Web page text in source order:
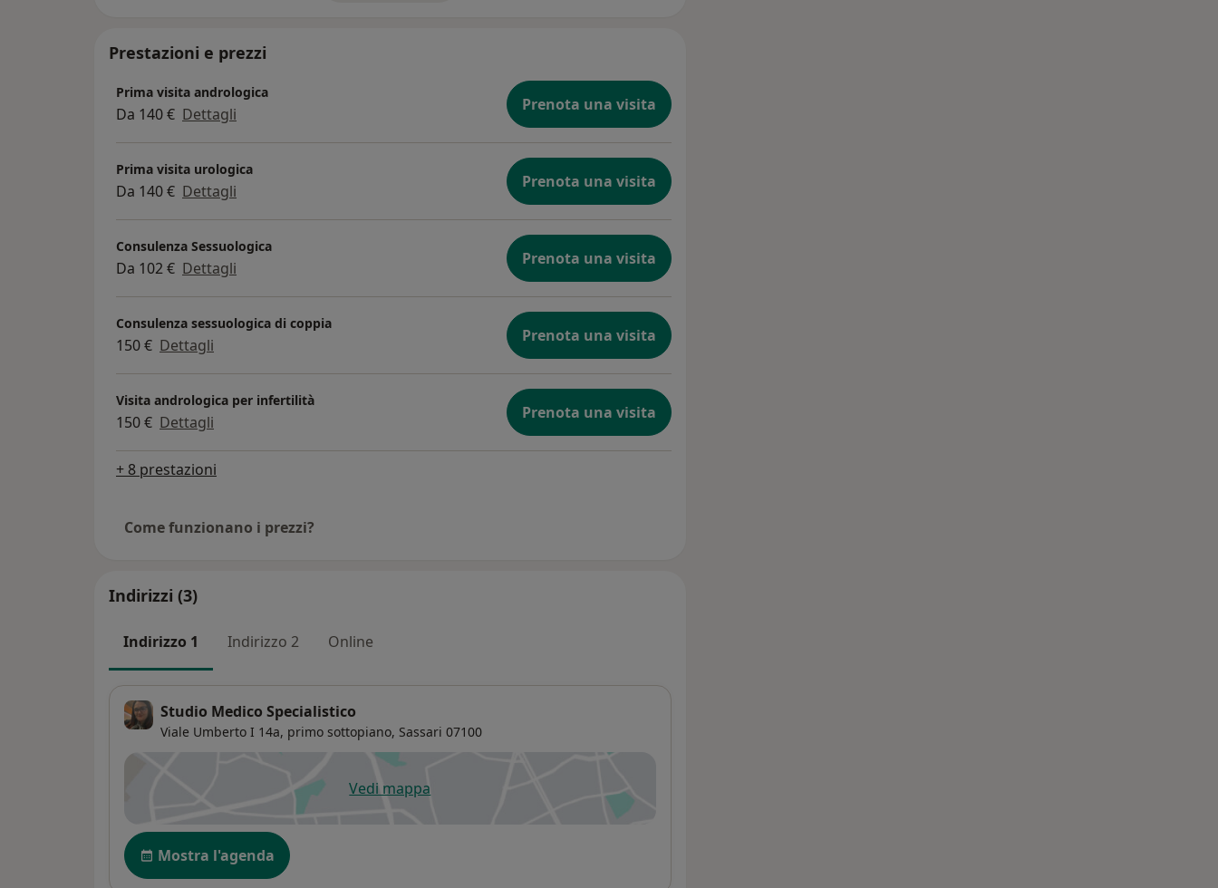
Prestazioni e prezzi
Prima visita andrologica
Da 140 € Dettagli Prenota una visita
Prima visita urologica
Da 140 € Dettagli Prenota una visita
Consulenza Sessuologica
Da 102 € Dettagli Prenota una visita
Consulenza sessuologica di coppia
150 € Dettagli Prenota una visita
Visita andrologica per infertilità
150 € Dettagli Prenota una visita
+ 8 prestazioni
Come funzionano i prezzi?
Indirizzi (3)
Indirizzo 1 Indirizzo 2 Online
Studio Medico Specialistico
Viale Umberto I 14a, primo sottopiano, Sassari 07100
Vedi mappasi apre in una nuova scheda
Disponibilità
Mostra l'agenda